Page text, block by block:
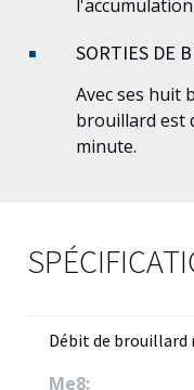
SORTIES DE
Avec ses huit
brouillard est
minute.
Débit de brouillard
Me8: